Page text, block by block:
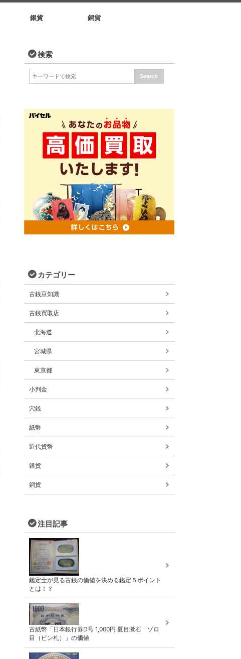
銀貨 銅貨
検索
カテゴリー
古銭豆知識
古銭買取店
北海道
宮城県
東京都
小判金
穴銭
紙幣
近代貨幣
銀貨
銅貨
注目記事
鑑定士が見る古銭の価値を決める鑑定５ポイント
とは！？
古紙幣「日本銀行券D号 1,000円 夏目漱石 ゾロ
目（ピン札）」の価値